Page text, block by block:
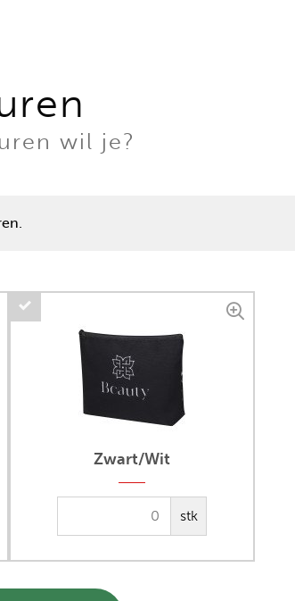
wil je?
Zwart/Wit
stk